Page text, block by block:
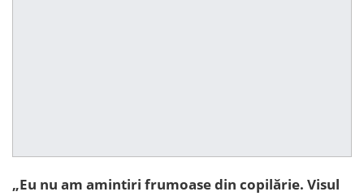
„Eu nu am amintiri frumoase din copilărie. Visul